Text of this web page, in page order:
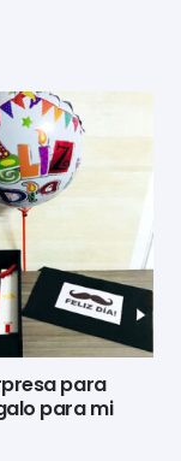
para
para mi